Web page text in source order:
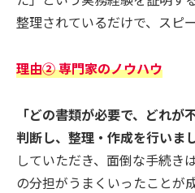
整理されているだけで、スピ
理由② 専門家のノウハウ
「どの書類が必要で、どれ
判断し、整理・作成を行いまし
していただき、面倒な手続き
の分担がうまくいったことが